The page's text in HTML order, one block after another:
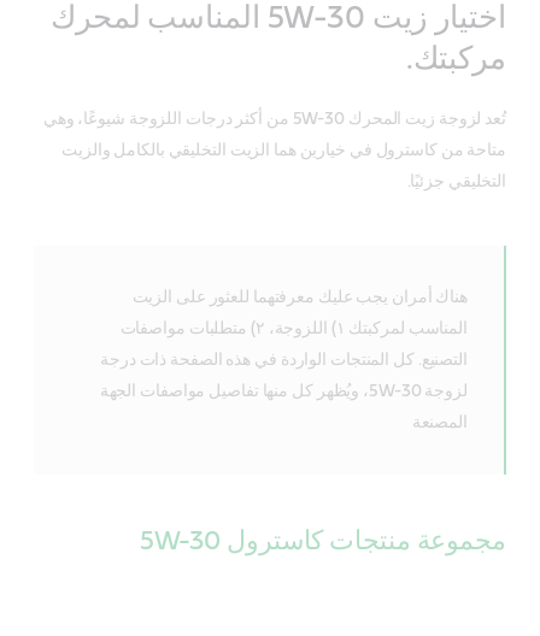
اختيار زيت 5W-30 المناسب لمحرك
مركبتك.
تُعد لزوجة زيت المحرك 5W-30 من أكثر درجات اللزوجة شيوعًا، وهي
متاحة من كاسترول في خيارين هما الزيت التخليقي بالكامل والزيت
التخليقي جزئيًا.
هناك أمران يجب عليك معرفتهما للعثور على الزيت
المناسب لمركبتك ١) اللزوجة، ٢) متطلبات مواصفات
التصنيع. كل المنتجات الواردة في هذه الصفحة ذات درجة
لزوجة 5W-30، ويُظهر كل منها تفاصيل مواصفات الجهة
المصنعة
مجموعة منتجات كاسترول 5W-30